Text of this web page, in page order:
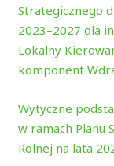
Strategicznego
2023–2027 dla
Lokalny
komponent
Wytyczne
w ramach Planu
Rolnej na lata